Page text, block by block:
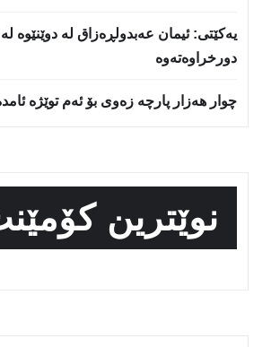
یه‌كێتی: ئیمان عه‌بدولڕه‌زاق له‌ دوێنێوه‌
دورخراوه‌ته‌وه‌
چوار هەزار پارچە زەوی بۆ ئەم توێژە
نوێترین